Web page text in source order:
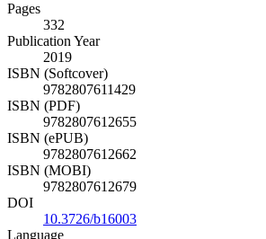
Pages
332
Publication Year
2019
ISBN (Softcover)
9782807611429
ISBN (PDF)
9782807612655
ISBN (ePUB)
9782807612662
ISBN (MOBI)
9782807612679
DOI
10.3726/b16003
Language